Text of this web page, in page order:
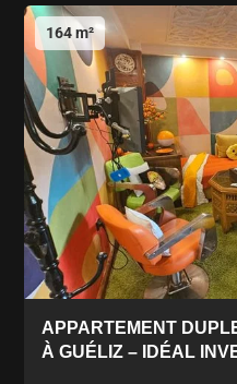
164 m²
APPARTEMENT
À GUÉLIZ – IDÉAL